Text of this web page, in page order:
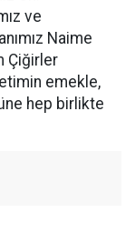
ve
Naime
Çiğirler
emekle,
hep birlikte